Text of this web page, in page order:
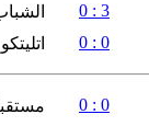
3 : 0
0 : 0
0 : 0